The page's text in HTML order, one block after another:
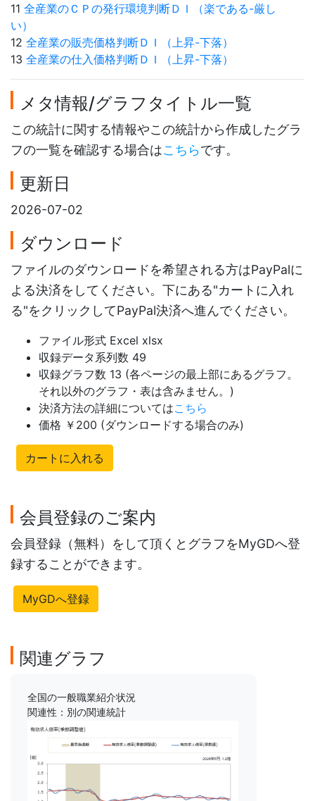
11 全産業のＣＰの発行環境判断ＤＩ（楽である-厳し
い）
12 全産業の販売価格判断ＤＩ（上昇-下落）
13 全産業の仕入価格判断ＤＩ（上昇-下落）
メタ情報/グラフタイトル一覧
この統計に関する情報やこの統計から作成したグラ
フの一覧を確認する場合はこちらです。
更新日
2026-07-02
ダウンロード
ファイルのダウンロードを希望される方はPayPalに
よる決済をしてください。下にある"カートに入れ
る"をクリックしてPayPal決済へ進んでください。
ファイル形式 Excel xlsx
収録データ系列数 49
収録グラフ数 13 (各ページの最上部にあるグラフ。
それ以外のグラフ・表は含みません。)
決済方法の詳細についてはこちら
価格 ￥200 (ダウンロードする場合のみ)
カートに入れる
会員登録のご案内
会員登録（無料）をして頂くとグラフをMyGDへ登
録することができます。
MyGDへ登録
関連グラフ
全国の一般職業紹介状況
関連性：別の関連統計